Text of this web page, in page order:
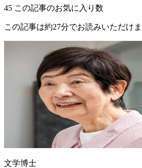
45 この記事のお気に入り数
この記事は約27分でお読みいただけ
文学博士